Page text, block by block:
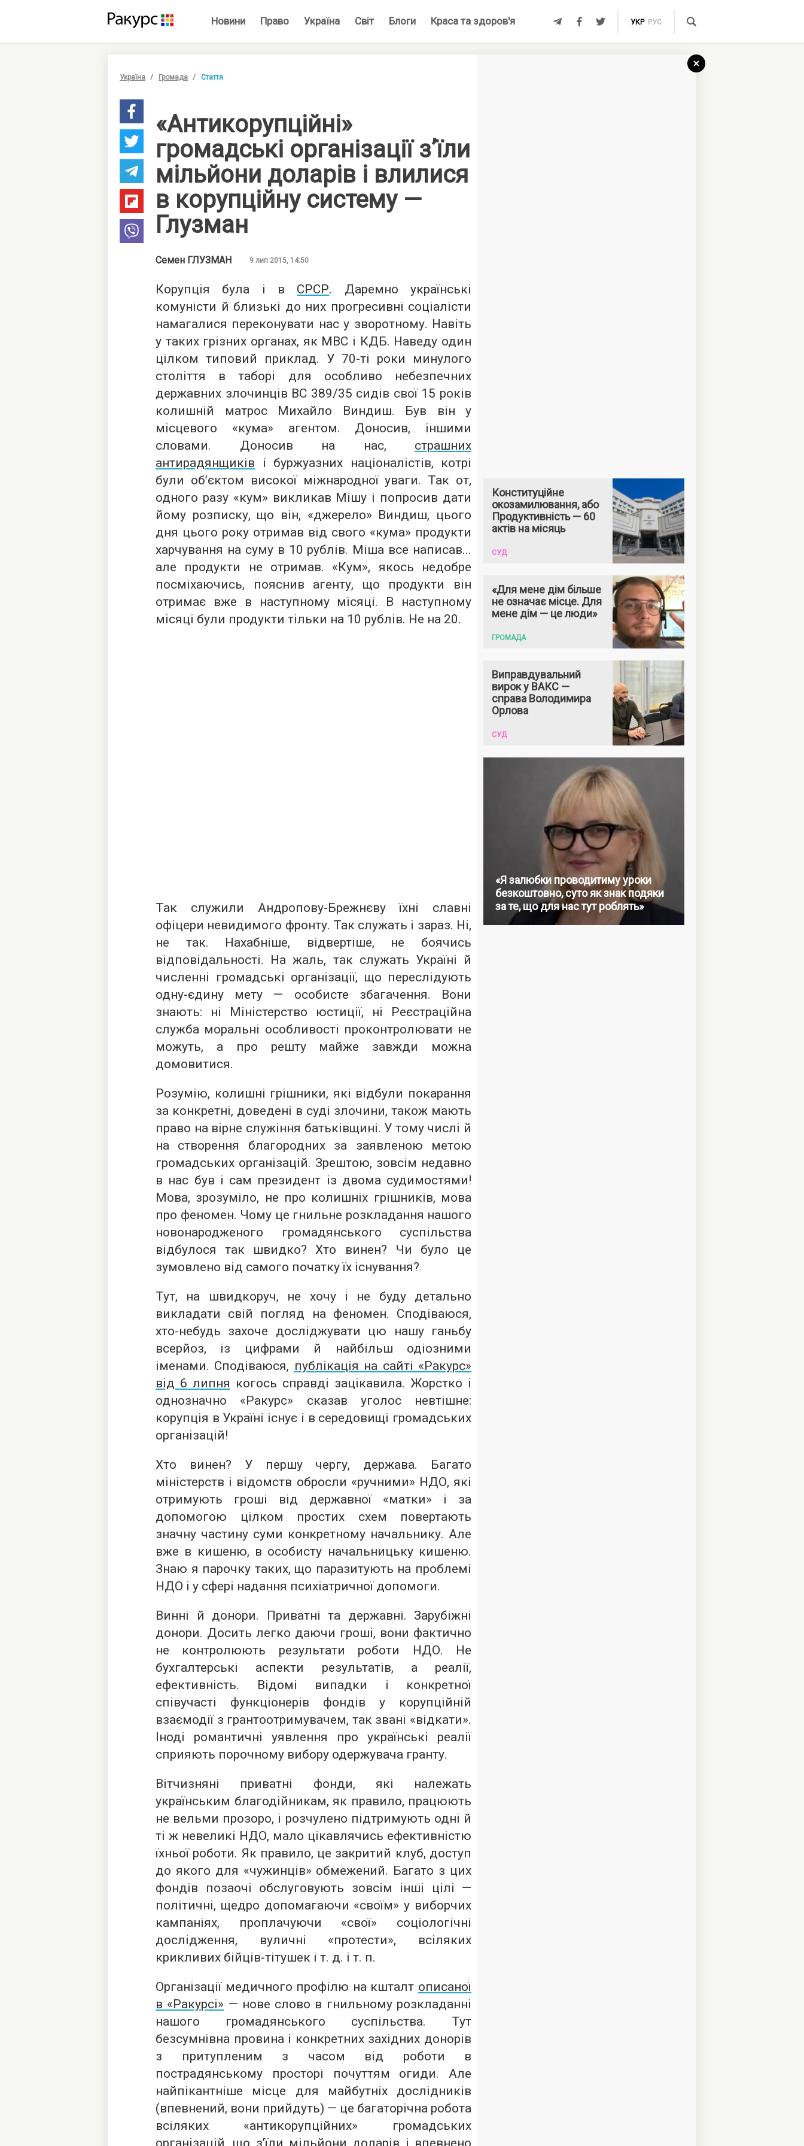
Новини Право Україна Світ Блоги Краса та здоров'я УКР РУС
Україна Громада Стаття
«Антикорупційні»
громадські організації з’їли
мільйони доларів і влилися
в корупційну систему —
Глузман
Семен ГЛУЗМАН 9 лип 2015, 14:50
Корупція була і в СРСР. Даремно українські
комуністи й близькі до них прогресивні соціалісти
намагалися переконувати нас у зворотному. Навіть
у таких грізних органах, як МВС і КДБ. Наведу один
цілком типовий приклад. У 70-ті роки минулого
століття в таборі для особливо небезпечних
державних злочинців ВС 389/35 сидів свої 15 років
колишній матрос Михайло Виндиш. Був він у
місцевого «кума» агентом. Доносив, іншими
словами. Доносив на нас, страшних
антирадянщиків і буржуазних націоналістів, котрі
були об’єктом високої міжнародної уваги. Так от,
одного разу «кум» викликав Мішу і попросив дати
йому розписку, що він, «джерело» Виндиш, цього
дня цього року отримав від свого «кума» продукти
харчування на суму в 10 рублів. Міша все написав...
але продукти не отримав. «Кум», якось недобре
посміхаючись, пояснив агенту, що продукти він
отримає вже в наступному місяці. В наступному
місяці були продукти тільки на 10 рублів. Не на 20.
Так служили Андропову-Брежнєву їхні славні
офіцери невидимого фронту. Так служать і зараз. Ні,
не так. Нахабніше, відвертіше, не боячись
відповідальності. На жаль, так служать Україні й
численні громадські організації, що переслідують
одну-єдину мету — особисте збагачення. Вони
знають: ні Міністерство юстиції, ні Реєстраційна
служба моральні особливості проконтролювати не
можуть, а про решту майже завжди можна
домовитися.
Розумію, колишні грішники, які відбули покарання
за конкретні, доведені в суді злочини, також мають
право на вірне служіння батьківщині. У тому числі й
на створення благородних за заявленою метою
громадських організацій. Зрештою, зовсім недавно
в нас був і сам президент із двома судимостями!
Мова, зрозуміло, не про колишніх грішників, мова
про феномен. Чому це гнильне розкладання нашого
новонародженого громадянського суспільства
відбулося так швидко? Хто винен? Чи було це
зумовлено від самого початку їх існування?
Тут, на швидкоруч, не хочу і не буду детально
викладати свій погляд на феномен. Сподіваюся,
хто-небудь захоче досліджувати цю нашу ганьбу
всерйоз, із цифрами й найбільш одіозними
іменами. Сподіваюся, публікація на сайті «Ракурс»
від 6 липня когось справді зацікавила. Жорстко і
однозначно «Ракурс» сказав уголос невтішне:
корупція в Україні існує і в середовищі громадських
організацій!
Хто винен? У першу чергу, держава. Багато
міністерств і відомств обросли «ручними» НДО, які
отримують гроші від державної «матки» і за
допомогою цілком простих схем повертають
значну частину суми конкретному начальнику. Але
вже в кишеню, в особисту начальницьку кишеню.
Знаю я парочку таких, що паразитують на проблемі
НДО і у сфері надання психіатричної допомоги.
Винні й донори. Приватні та державні. Зарубіжні
донори. Досить легко даючи гроші, вони фактично
не контролюють результати роботи НДО. Не
бухгалтерські аспекти результатів, а реалії,
ефективність. Відомі випадки і конкретної
співучасті функціонерів фондів у корупційній
взаємодії з грантоотримувачем, так звані «відкати».
Іноді романтичні уявлення про українські реалії
сприяють порочному вибору одержувача гранту.
Вітчизняні приватні фонди, які належать
українським благодійникам, як правило, працюють
не вельми прозоро, і розчулено підтримують одні й
ті ж невеликі НДО, мало цікавлячись ефективністю
їхньої роботи. Як правило, це закритий клуб, доступ
до якого для «чужинців» обмежений. Багато з цих
фондів позаочі обслуговують зовсім інші цілі —
політичні, щедро допомагаючи «своїм» у виборчих
кампаніях, проплачуючи «свої» соціологічні
дослідження, вуличні «протести», всіляких
крикливих бійців-тітушек і т. д. і т. п.
Організації медичного профілю на кшталт описаної
в «Ракурсі» — нове слово в гнильному розкладанні
нашого громадянського суспільства. Тут
безсумнівна провина і конкретних західних донорів
з притупленим з часом від роботи в
пострадянському просторі почуттям огиди. Але
найпікантніше місце для майбутніх дослідників
(впевнений, вони прийдуть) — це багаторічна робота
всіляких «антикорупційних» громадських
організацій, що з’їли мільйони доларів і впевнено
Конституційне
окозамилювання, або
Продуктивність — 60
актів на місяць
СУД
«Для мене дім більше
не означає місце. Для
мене дім — це люди»
ГРОМАДА
Виправдувальний
вирок у ВАКС —
справа Володимира
Орлова
СУД
«Я залюбки проводитиму уроки
безкоштовно, суто як знак подяки
за те, що для нас тут роблять»